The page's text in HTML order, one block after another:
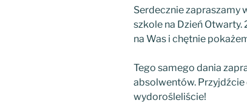
Serdecznie zapraszamy
szkole na Dzień
na Was i chętnie
Tego samego dania
absolwentów. Przyjdźcie
wydorośleliście!